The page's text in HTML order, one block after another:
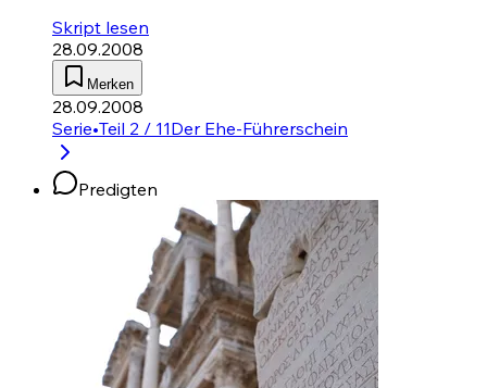
Skript lesen
28.09.2008
Merken
28.09.2008
Serie•Teil 2 / 11Der Ehe-Führerschein
Predigten